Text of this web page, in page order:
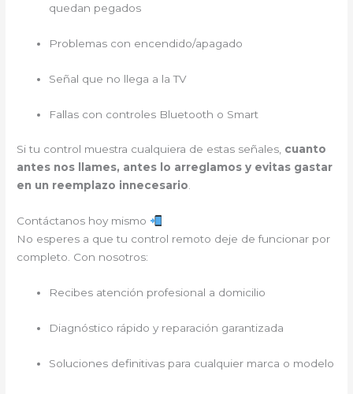
quedan pegados
Problemas con encendido/apagado
Señal que no llega a la TV
Fallas con controles Bluetooth o Smart
Si tu control muestra cualquiera de estas señales, cuanto
antes nos llames, antes lo arreglamos y evitas gastar
en un reemplazo innecesario.
Contáctanos hoy mismo
No esperes a que tu control remoto deje de funcionar por
completo. Con nosotros:
Recibes atención profesional a domicilio
Diagnóstico rápido y reparación garantizada
Soluciones definitivas para cualquier marca o modelo